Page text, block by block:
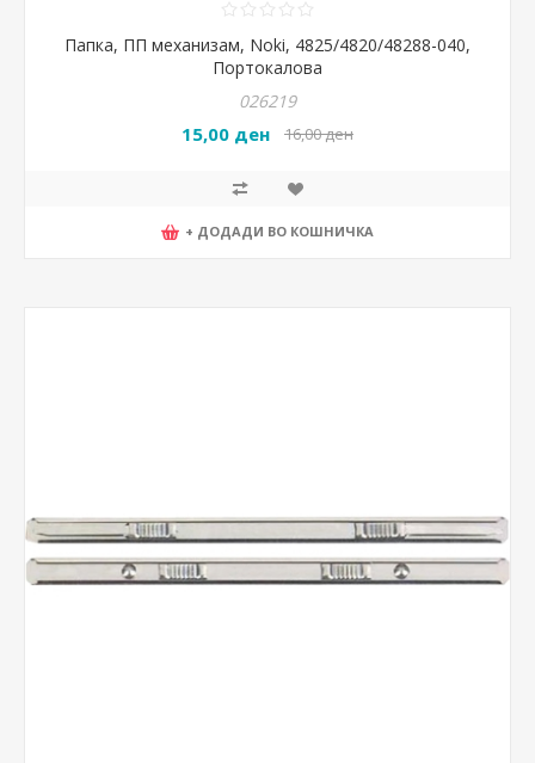
Папка, ПП механизам, Noki, 4825/4820/48288-040,
Портокалова
026219
15,00 ден 16,00 ден
+ ДОДАДИ ВО КОШНИЧКА